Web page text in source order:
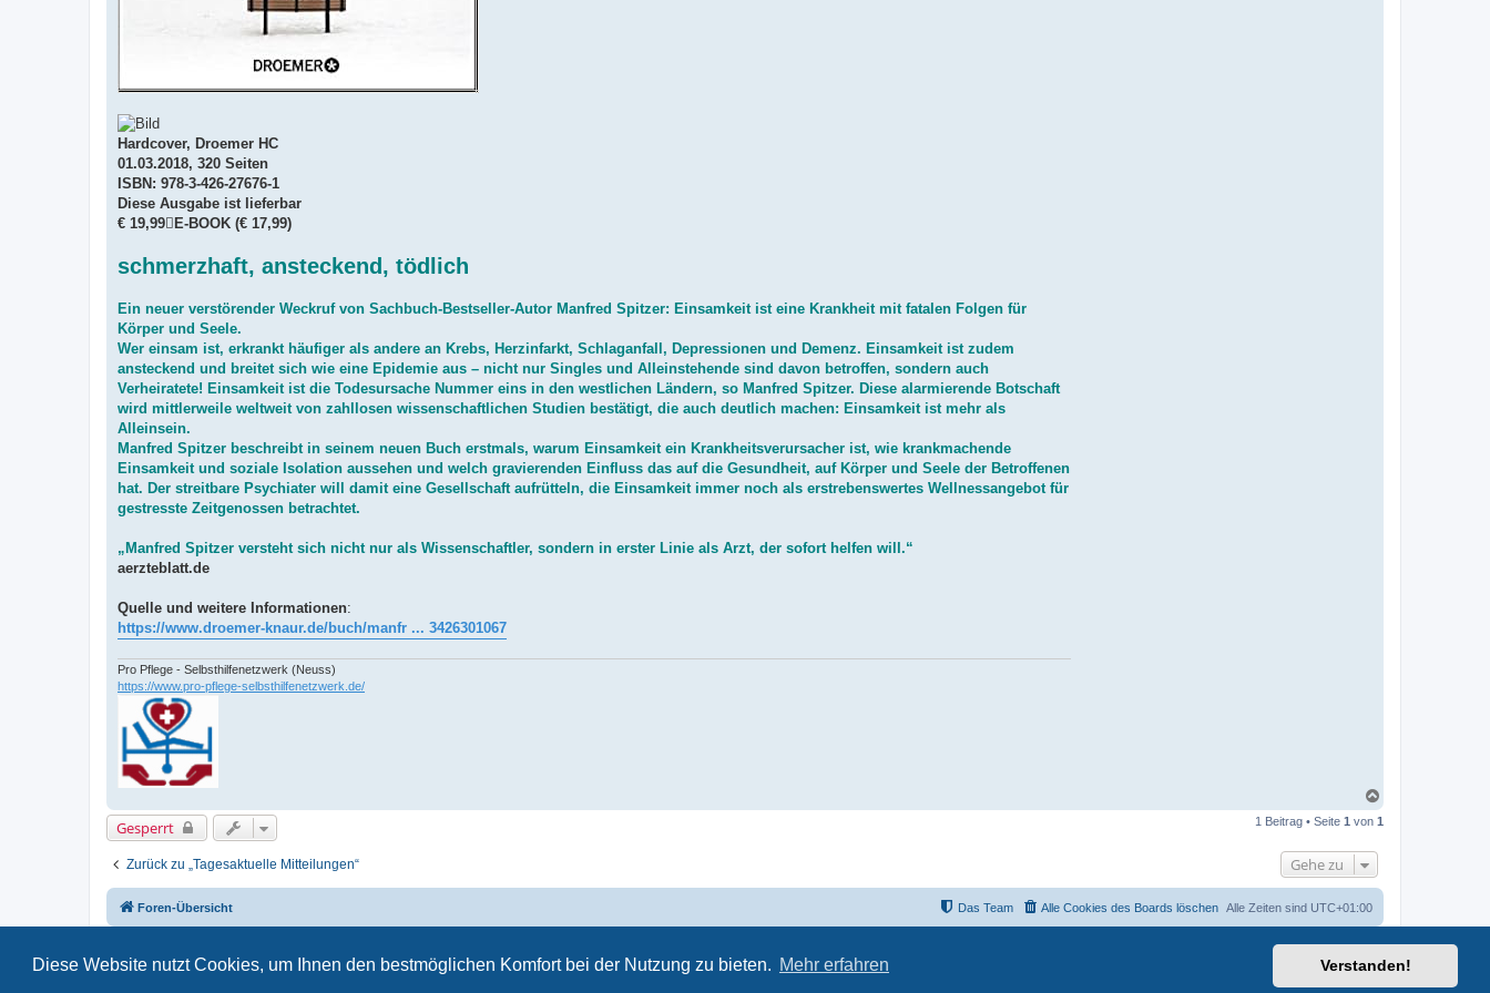
Diese Website nutzt Cookies, um Ihnen den bestmöglichen Komfort bei der Nutzung zu bieten. Mehr erfahren Verstanden!
Hardcover, Droemer HC
01.03.2018, 320 Seiten
ISBN: 978-3-426-27676-1
Diese Ausgabe ist lieferbar
€ 19,99E-BOOK (€ 17,99)
schmerzhaft, ansteckend, tödlich
Ein neuer verstörender Weckruf von Sachbuch-Bestseller-Autor Manfred Spitzer: Einsamkeit ist eine Krankheit mit fatalen Folgen für
Körper und Seele.
Wer einsam ist, erkrankt häufiger als andere an Krebs, Herzinfarkt, Schlaganfall, Depressionen und Demenz. Einsamkeit ist zudem
ansteckend und breitet sich wie eine Epidemie aus – nicht nur Singles und Alleinstehende sind davon betroffen, sondern auch
Verheiratete! Einsamkeit ist die Todesursache Nummer eins in den westlichen Ländern, so Manfred Spitzer. Diese alarmierende Botschaft
wird mittlerweile weltweit von zahllosen wissenschaftlichen Studien bestätigt, die auch deutlich machen: Einsamkeit ist mehr als
Alleinsein.
Manfred Spitzer beschreibt in seinem neuen Buch erstmals, warum Einsamkeit ein Krankheitsverursacher ist, wie krankmachende
Einsamkeit und soziale Isolation aussehen und welch gravierenden Einfluss das auf die Gesundheit, auf Körper und Seele der Betroffenen
hat. Der streitbare Psychiater will damit eine Gesellschaft aufrütteln, die Einsamkeit immer noch als erstrebenswertes Wellnessangebot für
gestresste Zeitgenossen betrachtet.
„Manfred Spitzer versteht sich nicht nur als Wissenschaftler, sondern in erster Linie als Arzt, der sofort helfen will.“
aerzteblatt.de
Quelle und weitere Informationen:
https://www.droemer-knaur.de/buch/manfr ... 3426301067
Pro Pflege - Selbsthilfenetzwerk (Neuss)
https://www.pro-pflege-selbsthilfenetzwerk.de/
c
Gesperrt 1 Beitrag • Seite 1 von 1
Zurück zu „Tagesaktuelle Mitteilungen“ Gehe zu
Foren-Übersicht Alle Zeiten sind UTC+01:00
Alle Cookies des Boards löschen
Das Team